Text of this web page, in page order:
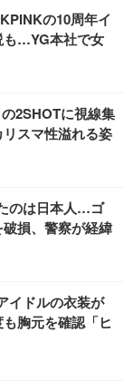
の10周年イ
も…YG本社で女
2SHOTに視線集
スマ性溢れる姿
のは日本人…ゴ
損、警察が経緯
イドルの衣装が
胸元を確認「ヒ